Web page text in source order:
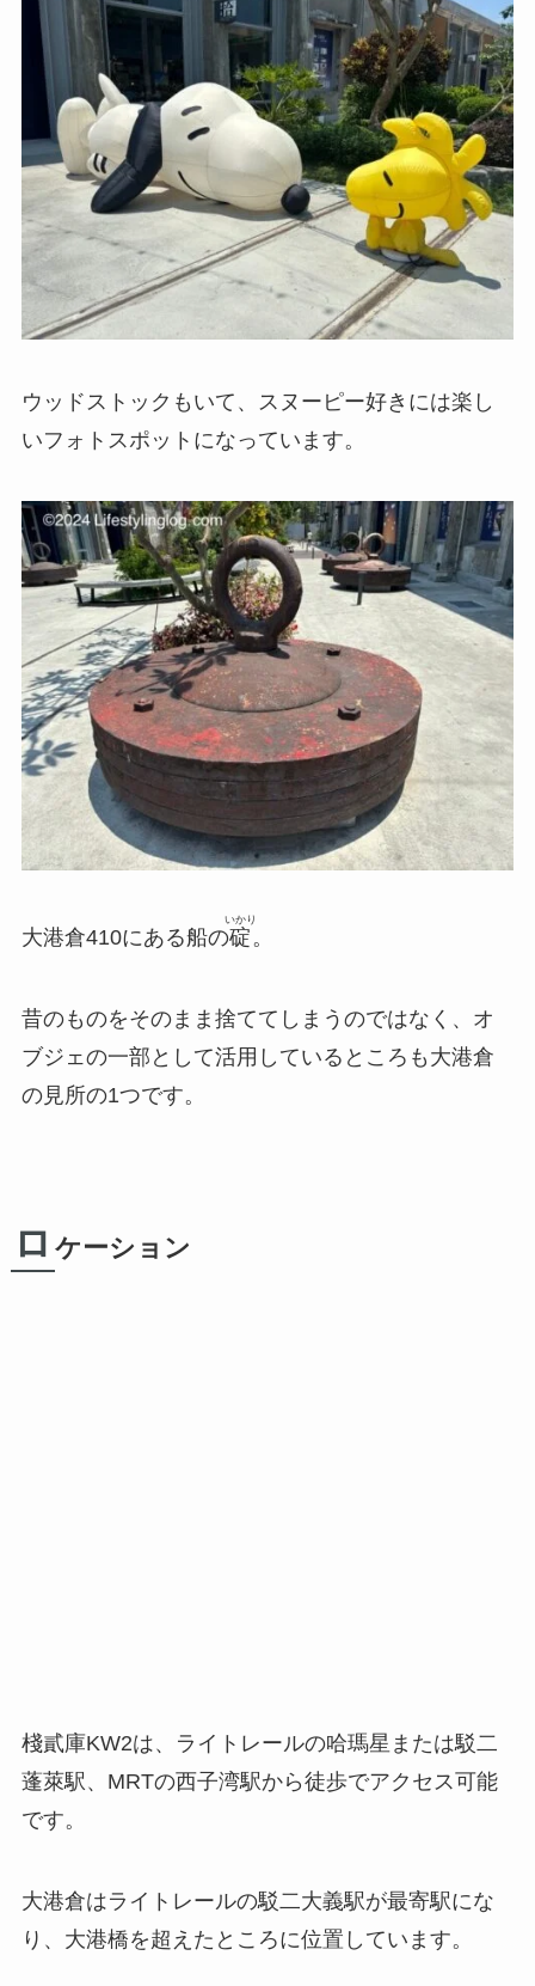
ウッドストックもいて、スヌーピー好きには楽し
いフォトスポットになっています。
大港倉410にある船の碇
いかり
。
昔のものをそのまま捨ててしまうのではなく、オ
ブジェの一部として活用しているところも大港倉
の見所の1つです。
ロ ケーション
棧貳庫KW2は、ライトレールの哈瑪星または駁二
蓬萊駅 、MRTの西子湾駅から徒歩でアクセス可能
です。
大港倉はライトレールの駁二大義駅が最寄駅にな
り、大港橋を超えたところに位置しています。